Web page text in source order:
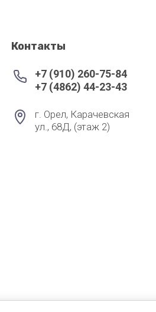
Контакты
+7 (910) 260-75-84
+7 (4862) 44-23-43
г. Орел, Карачевская
ул., 68Д, (этаж 2)